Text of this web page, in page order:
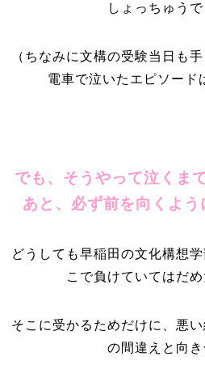
しょっちゅうで
（ちなみに文構の受験当日も
電車で泣いたエピソード
でも、そうやって泣くま
あと、必ず前を向くよう
どうしても早稲田の文化構想
こで負けていてはだ
そこに受かるためだけに、悪
の間違えと向き